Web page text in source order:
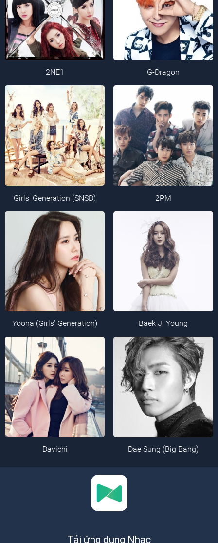
2NE1 G-Dragon
Girls' Generation (SNSD) 2PM
Yoona (Girls’ Generation) Baek Ji Young
Davichi Dae Sung (Big Bang)
Tải ứng dụng Nhạc